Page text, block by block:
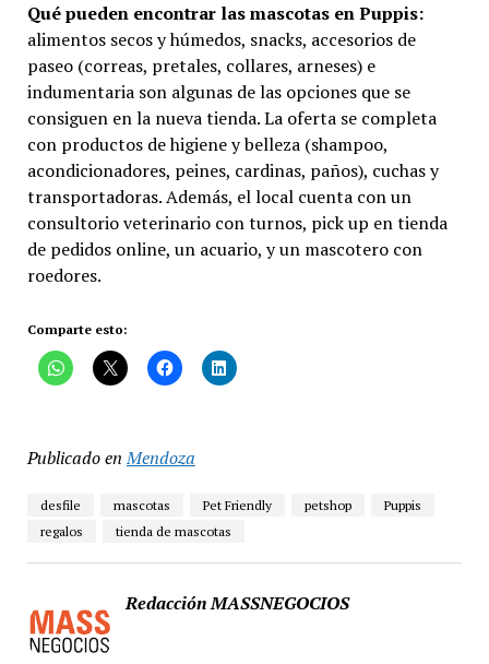
Qué pueden encontrar las mascotas en Puppis:
alimentos secos y húmedos, snacks, accesorios de
paseo (correas, pretales, collares, arneses) e
indumentaria son algunas de las opciones que se
consiguen en la nueva tienda. La oferta se completa
con productos de higiene y belleza (shampoo,
acondicionadores, peines, cardinas, paños), cuchas y
transportadoras. Además, el local cuenta con un
consultorio veterinario con turnos, pick up en tienda
de pedidos online, un acuario, y un mascotero con
roedores.
Comparte esto:
Publicado en Mendoza
desfile mascotas Pet Friendly petshop
Puppis
regalos
tienda de mascotas
Redacción MASSNEGOCIOS